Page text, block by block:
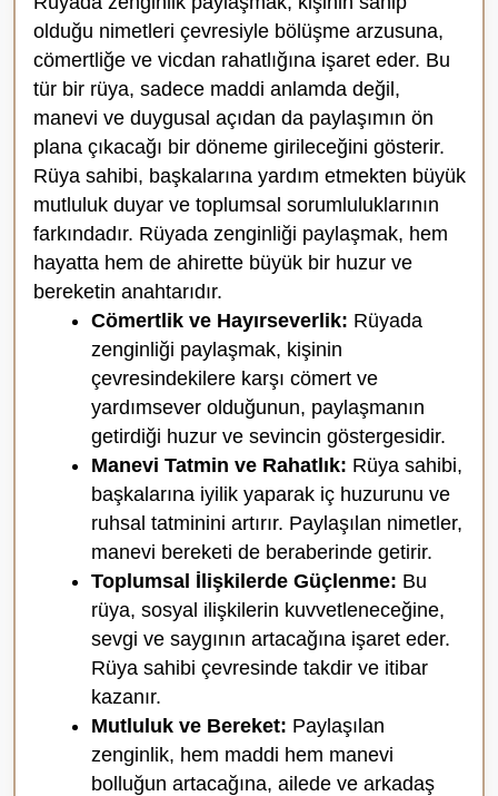
olduğu nimetleri çevresiyle bölüşme arzusuna,
cömertliğe ve vicdan rahatlığına işaret eder. Bu
tür bir rüya, sadece maddi anlamda değil,
manevi ve duygusal açıdan da paylaşımın ön
plana çıkacağı bir döneme girileceğini gösterir.
Rüya sahibi, başkalarına yardım etmekten büyük
mutluluk duyar ve toplumsal sorumluluklarının
farkındadır. Rüyada zenginliği paylaşmak, hem
hayatta hem de ahirette büyük bir huzur ve
bereketin anahtarıdır.
Cömertlik ve Hayırseverlik: Rüyada
zenginliği paylaşmak, kişinin
çevresindekilere karşı cömert ve
yardımsever olduğunun, paylaşmanın
getirdiği huzur ve sevincin göstergesidir.
Manevi Tatmin ve Rahatlık: Rüya sahibi,
başkalarına iyilik yaparak iç huzurunu ve
ruhsal tatminini artırır. Paylaşılan nimetler,
manevi bereketi de beraberinde getirir.
Toplumsal İlişkilerde Güçlenme: Bu
rüya, sosyal ilişkilerin kuvvetleneceğine,
sevgi ve saygının artacağına işaret eder.
Rüya sahibi çevresinde takdir ve itibar
kazanır.
Mutluluk ve Bereket: Paylaşılan
zenginlik, hem maddi hem manevi
bolluğun artacağına, ailede ve arkadaş